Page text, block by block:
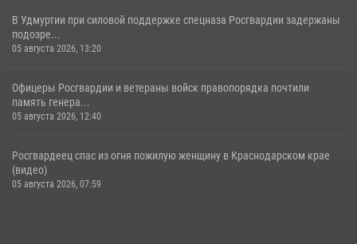
В Удмуртии при силовой поддержке спецназа Росгвардии задержаны
подозре...
05 августа 2026, 13:20
Офицеры Росгвардии и ветераны войск правопорядка почтили
память генера...
05 августа 2026, 12:40
Росгвардеец спас из огня пожилую женщину в Краснодарском крае
(видео)
05 августа 2026, 07:59